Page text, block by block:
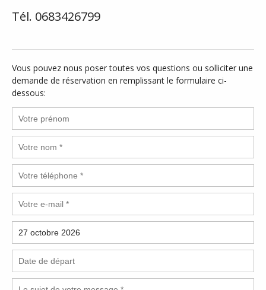
Tél. 0683426799
Vous pouvez nous poser toutes vos questions ou solliciter une
demande de réservation en remplissant le formulaire ci-
dessous: